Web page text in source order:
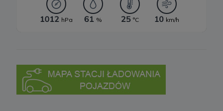
10 .Przekazywanie danych do państwa trzeciego lub
organizacji międzynarodowej
1. Co to są pliki cookies?
Cookies to fragmenty informacji, które są przechowywane na
Twoim komputerze, tablecie lub telefonie („Urządzenia końcowe”),